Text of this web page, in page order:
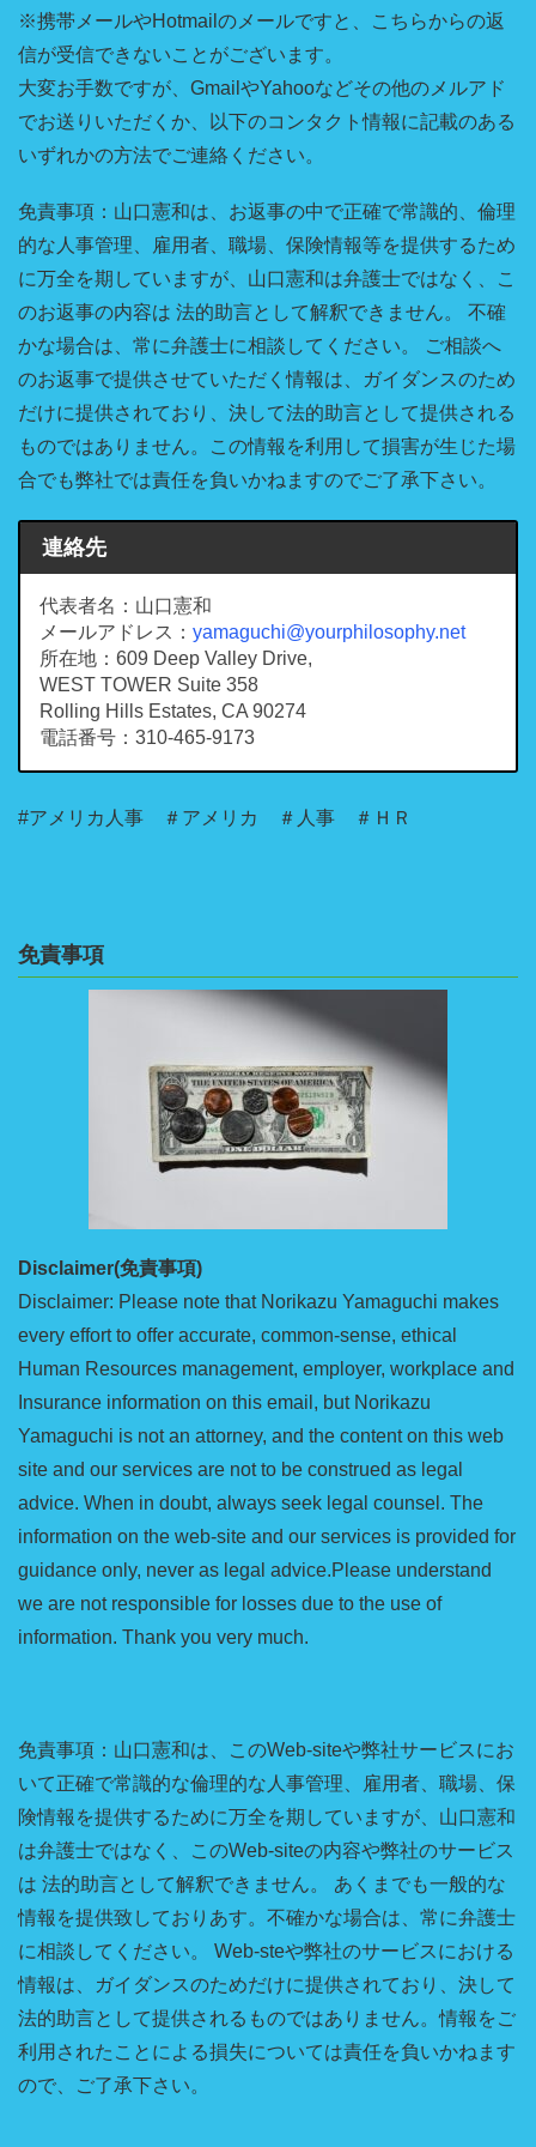
※携帯メールやHotmailのメールですと、こちらからの返
信が受信できないことがございます。
大変お手数ですが、GmailやYahooなどその他のメルアド
でお送りいただくか、以下のコンタクト情報に記載のある
いずれかの方法でご連絡ください。
免責事項：山口憲和は、お返事の中で正確で常識的、倫理
的な人事管理、雇用者、職場、保険情報等を提供するため
に万全を期していますが、山口憲和は弁護士ではなく、こ
のお返事の内容は 法的助言として解釈できません。 不確
かな場合は、常に弁護士に相談してください。 ご相談へ
のお返事で提供させていただく情報は、ガイダンスのため
だけに提供されており、決して法的助言として提供される
ものではありません。この情報を利用して損害が生じた場
合でも弊社では責任を負いかねますのでご了承下さい。
連絡先
代表者名：山口憲和
メールアドレス： yamaguchi@yourphilosophy.net
所在地：609 Deep Valley Drive,
WEST TOWER Suite 358
Rolling Hills Estates, CA 90274
電話番号：310-465-9173
#アメリカ人事 ＃アメリカ ＃人事 ＃ＨＲ
免責事項
Disclaimer(免責事項)
Disclaimer: Please note that Norikazu Yamaguchi makes
every effort to offer accurate, common-sense, ethical
Human Resources management, employer, workplace and
Insurance information on this email, but Norikazu
Yamaguchi is not an attorney, and the content on this web
site and our services are not to be construed as legal
advice. When in doubt, always seek legal counsel. The
information on the web-site and our services is provided for
guidance only, never as legal advice.Please understand
we are not responsible for losses due to the use of
information. Thank you very much.
免責事項：山口憲和は、このWeb-siteや弊社サービスにお
いて正確で常識的な倫理的な人事管理、雇用者、職場、保
険情報を提供するために万全を期していますが、山口憲和
は弁護士ではなく、このWeb-siteの内容や弊社のサービス
は 法的助言として解釈できません。 あくまでも一般的な
情報を提供致しておりあす。不確かな場合は、常に弁護士
に相談してください。 Web-steや弊社のサービスにおける
情報は、ガイダンスのためだけに提供されており、決して
法的助言として提供されるものではありません。情報をご
利用されたことによる損失については責任を負いかねます
ので、ご了承下さい。